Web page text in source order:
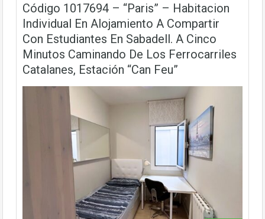
Código 1017694 – “Paris” – Habitacion
Individual En Alojamiento A Compartir
Con Estudiantes En Sabadell. A Cinco
Minutos Caminando De Los Ferrocarriles
Catalanes, Estación “Can Feu”